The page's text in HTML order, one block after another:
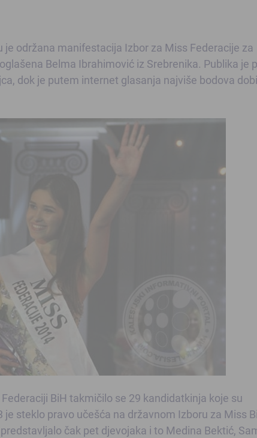
održana manifestacija Izbor za Miss Federacije za
Belma Ibrahimović iz Srebrenika. Publika je
dok je putem internet glasanja najviše bodova
BiH takmičilo se 29 kandidatkinja koje su
steklo pravo učešća na državnom Izboru za Miss
čak pet djevojaka i to Medina Bektić,